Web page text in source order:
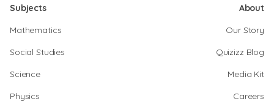
Subjects
Mathematics
Social Studies
Science
Physics
About
Our Story
Quizizz Blog
Media Kit
Careers